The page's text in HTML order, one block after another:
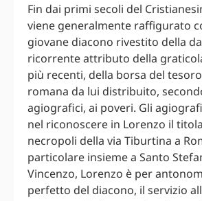
Fin dai primi secoli del
viene generalmente raffigurato
giovane diacono rivestito della
ricorrente attributo della
più recenti, della borsa del
romana da lui distribuito,
agiografici, ai poveri. Gli
nel riconoscere in Lorenzo il
necropoli della via Tiburtina a
particolare insieme a Santo
Vincenzo, Lorenzo è per
perfetto del diacono, il servizio